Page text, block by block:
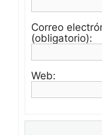
Correo
(obligatorio):
Web: